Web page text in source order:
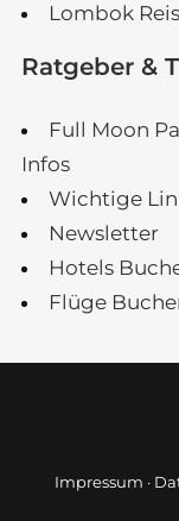
Lombok
Ratgeber &
Full Moon
Infos
Wichtige
Newsletter
Hotels
Flüge
Impressum ·